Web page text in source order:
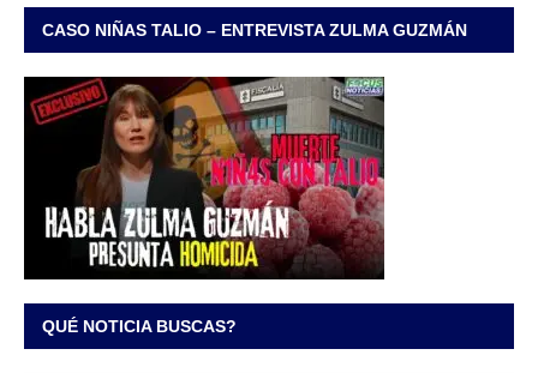
CASO NIÑAS TALIO – ENTREVISTA ZULMA GUZMÁN
QUÉ NOTICIA BUSCAS?